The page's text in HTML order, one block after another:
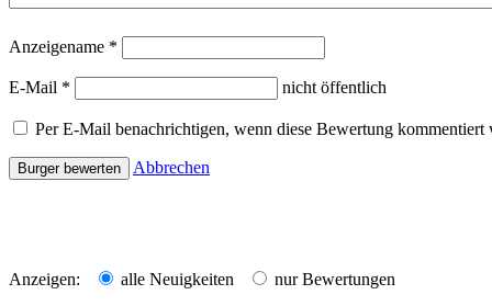
Anzeigename *
E-Mail * nicht öffentlich
Per E-Mail benachrichtigen, wenn diese Bewertung kommentiert
Abbrechen
Anzeigen: alle Neuigkeiten nur Bewertungen